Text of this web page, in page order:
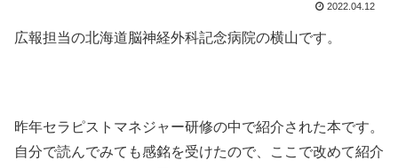
2022.04.12
広報担当の北海道脳神経外科記念病院の横山です。
昨年セラピストマネジャー研修の中で紹介された本です。
自分で読んでみても感銘を受けたので、ここで改めて紹介